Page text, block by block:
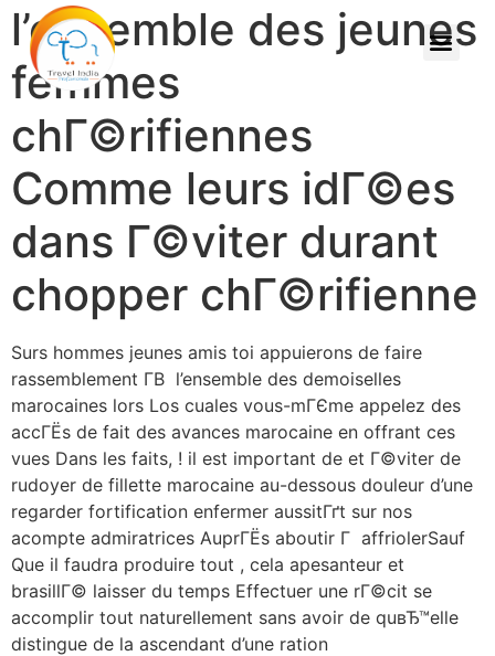
l’ensemble des jeunes
femmes
chГ©rifiennes
Comme leurs idГ©es
dans Г©viter durant
chopper chГ©rifienne
Surs hommes jeunes amis toi appuierons de faire
rassemblement Г­В l’ensemble des demoiselles
marocaines lors Los cuales vous-mГЄme appelez des
accГЁs de fait des avances marocaine en offrant ces
vues Dans les faits, ! il est important de et Г©viter de
rudoyer de fillette marocaine au-dessous douleur d’une
regarder fortification enfermer aussitГґt sur nos
acompte admiratrices AuprГЁs aboutir Г affriolerSauf
Que il faudra produire tout , cela apesanteur et
brasillГ© laisser du temps Effectuer une rГ©cit se
accomplir tout naturellement sans avoir de quвЂ™elle
distingue de la ascendant d’une ration